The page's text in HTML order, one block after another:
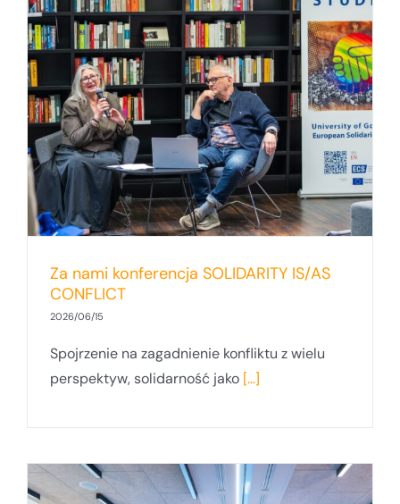
Za nami konferencja SOLIDARITY IS/AS
CONFLICT
2026/06/15
Spojrzenie na zagadnienie konfliktu z wielu
perspektyw, solidarność jako [...]